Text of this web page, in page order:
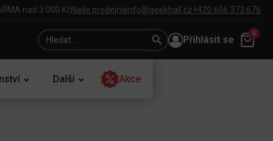
nad 3 000 KčNaše prodejnainfo@geekhall.cz+420 606 373 676
Search
for:
Search
Button
Přihlásit se
0
Další Akce